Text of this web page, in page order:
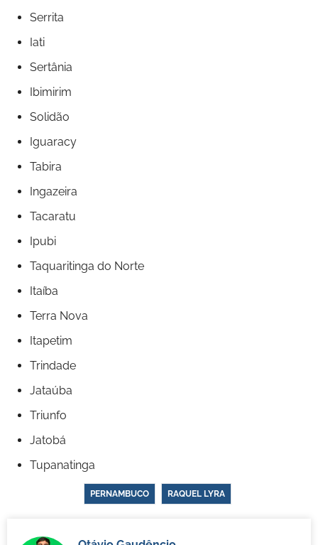
Serrita
Iati
Sertânia
Ibimirim
Solidão
Iguaracy
Tabira
Ingazeira
Tacaratu
Ipubi
Taquaritinga do Norte
Itaíba
Terra Nova
Itapetim
Trindade
Jataúba
Triunfo
Jatobá
Tupanatinga
PERNAMBUCO RAQUEL LYRA